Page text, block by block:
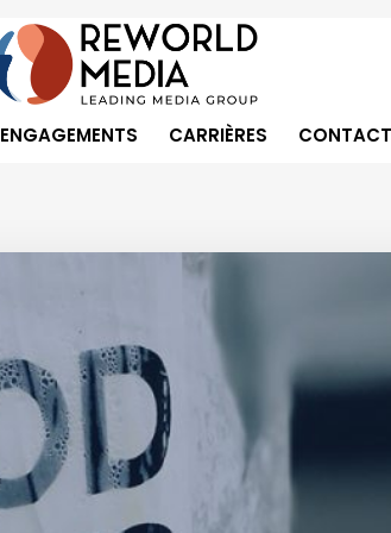
ENGAGEMENTS CARRIÈRES